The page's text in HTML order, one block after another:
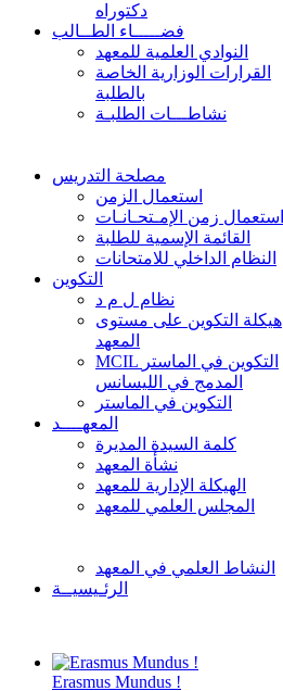
دكتوراه
فضـــــاء الطــالب
النوادي العلمية للمعهد
القرارات الوزارية الخاصة
بالطلبة
نشاطـــات الطلبـة
مصلحة التدريس
استعمال الزمن
استعمال زمن الإمـتحـانـات
القائمة الإسمية للطلبة
النظام الداخلي للامتحانات
التكوين
نظام ل م د
هيكلة التكوين على مستوى
المعهد
MCIL التكوين في الماستر
المدمج في الليسانس
التكوين في الماستر
المعهــــد
كلمة السيدة المديرة
نشأة المعهد
الهيكلة الإدارية للمعهد
المجلس العلمي للمعهد
النشاط العلمي في المعهد
الرئـيسيــة
Erasmus Mundus !